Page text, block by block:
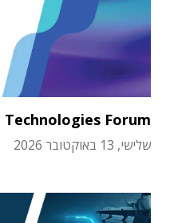
Technologies Forum
שלישי, 13 באוקטובר 2026